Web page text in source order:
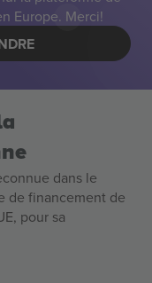
Europe. Merci!
dans le
de financement de
pour sa